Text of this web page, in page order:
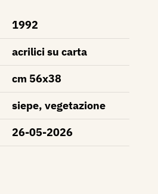
1992
acrilici su carta
cm 56x38
siepe, vegetazione
26-05-2026